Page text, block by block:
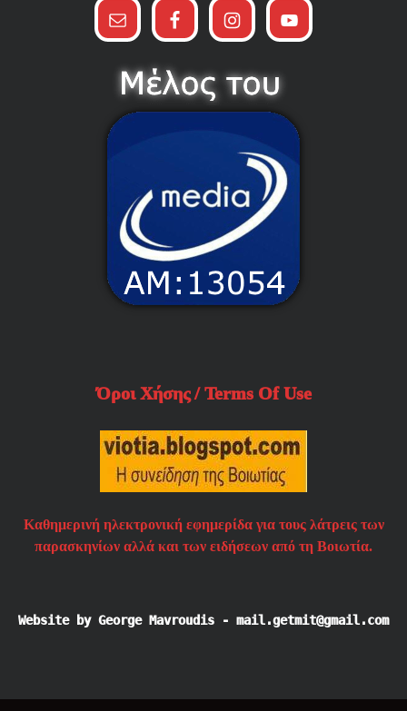
Όροι Χήσης / Terms Of Use
Καθημερινή ηλεκτρονική εφημερίδα για τους λάτρεις των
παρασκηνίων αλλά και των ειδήσεων από τη Βοιωτία.
Website by George Mavroudis - mail.getmit@gmail.com